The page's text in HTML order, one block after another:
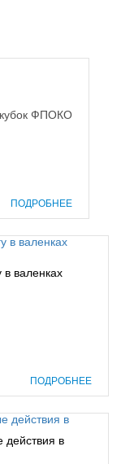
кубок ФПОКО
ПОДРОБНЕЕ
в валенках
ПОДРОБНЕЕ
в